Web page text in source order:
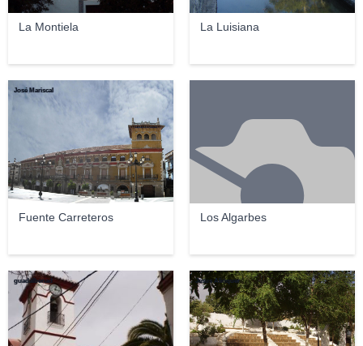
La Montiela La Luisiana
Fuente Carreteros
José Mariscal
Los Algarbes
guadalbenad Jesus Alinquer